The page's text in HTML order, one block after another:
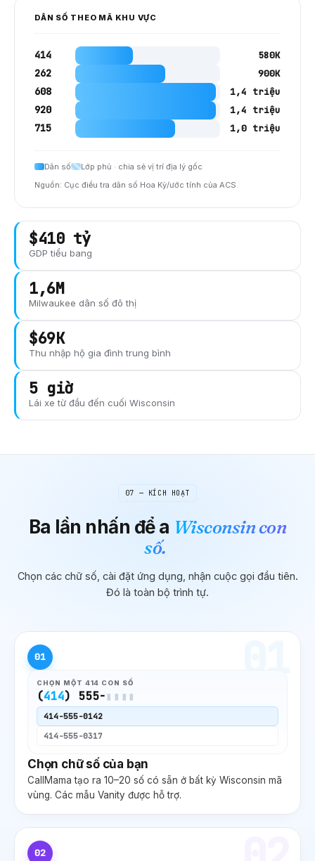
DÂN SỐ THEO MÃ KHU VỰC
414 580K
262 900K
608 1,4 triệu
920 1,4 triệu
715 1,0 triệu
Dân số
Lớp phủ · chia sẻ vị trí địa lý gốc
Nguồn: Cục điều tra dân số Hoa Kỳ/ước tính của ACS.
$410 tỷ
GDP tiểu bang
1,6M
Milwaukee dân số đô thị
$69K
Thu nhập hộ gia đình trung bình
5 giờ
Lái xe từ đầu đến cuối Wisconsin
07 — KÍCH HOẠT
Ba lần nhấn đểa Wisconsincon
số.
Chọn các chữ số, cài đặt ứng dụng, nhận cuộc gọi đầu tiên.
Đó là toàn bộ trình tự.
01
CHỌN MỘT 414 CON SỐ
(414) 555-▮▮▮▮
414-555-0142
414-555-0317
Chọn chữ số của bạn
CallMama tạo ra 10–20 số có sẵn ở bất kỳ Wisconsin mã
vùng. Các mẫu Vanity được hỗ trợ.
02